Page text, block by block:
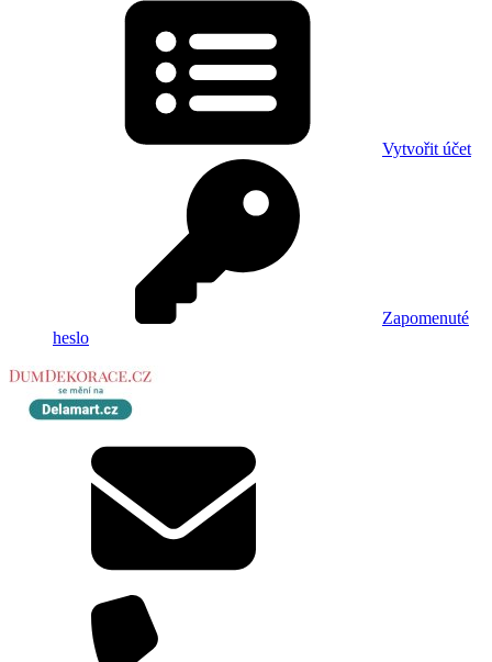
Vytvořit účet
Zapomenuté
heslo